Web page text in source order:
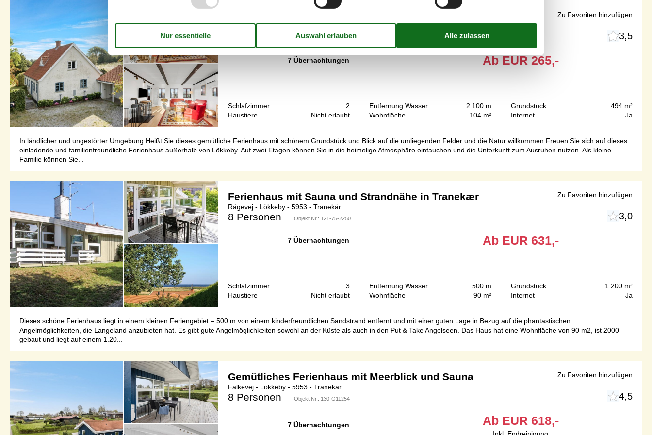
Løkkebyvej - Lökkeby - 5953 - Tranekär
Objekt Nr.:130-G11241 3,5
7 Übernachtungen Ab EUR 265,-
Schlafzimmer
2
Haustiere
Nicht erlaubt
Entfernung Wasser
2.100 m
Wohnfläche
104 m²
Grundstück
494 m²
Internet
Ja
In ländlicher und ungestörter Umgebung Heißt Sie dieses gemütliche Ferienhaus mit schönem Grundstück und Blick auf die umliegenden Felder und die Natur willkommen.Freuen Sie sich auf dieses
einladende und familienfreundliche Ferienhaus außerhalb von Lökkeby. Auf zwei Etagen können Sie in die heimelige Atmosphäre eintauchen und die Unterkunft zum Ausruhen nutzen. Als kleine
Familie können Sie...
Zu Favoriten hinzufügen
Ferienhaus mit Sauna und Strandnähe in Tranekær
Rågevej - Lökkeby - 5953 - Tranekär
8 Personen Objekt Nr.: 121-75-2250 3,0
7 Übernachtungen Ab EUR 631,-
Schlafzimmer
3
Haustiere
Nicht erlaubt
Entfernung Wasser
500 m
Wohnfläche
90 m²
Grundstück
1.200 m²
Internet
Ja
Dieses schöne Ferienhaus liegt in einem kleinen Feriengebiet – 500 m von einem kinderfreundlichen Sandstrand entfernt und mit einer guten Lage in Bezug auf die phantastischen
Angelmöglichkeiten, die Langeland anzubieten hat. Es gibt gute Angelmöglichkeiten sowohl an der Küste als auch in den Put & Take Angelseen. Das Haus hat eine Wohnfläche von 90 m2, ist 2000
gebaut und liegt auf einem 1.20...
Zu Favoriten hinzufügen
Gemütliches Ferienhaus mit Meerblick und Sauna
Falkevej - Lökkeby - 5953 - Tranekär
8 Personen Objekt Nr.: 130-G11254 4,5
7 Übernachtungen Ab EUR 618,-
Zu Favoriten hinzufügen